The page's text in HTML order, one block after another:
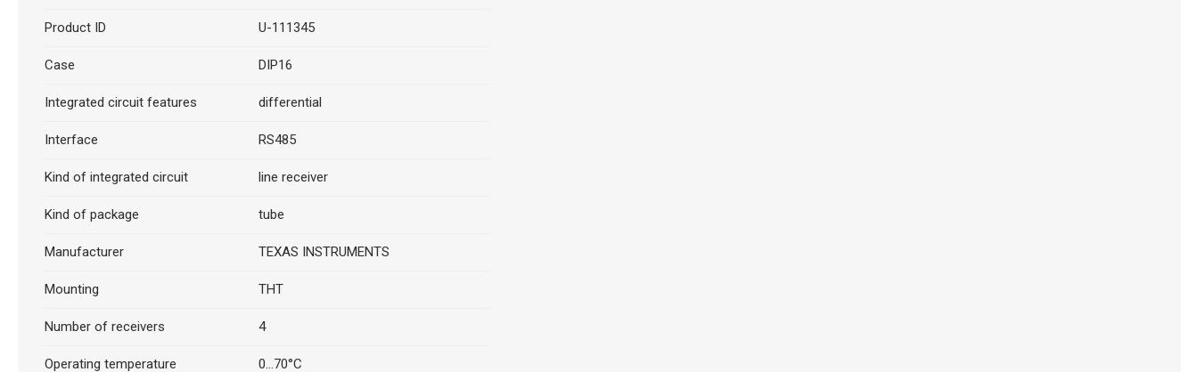
Product ID U-111345
Case DIP16
Integrated circuit features differential
Interface RS485
Kind of integrated circuit line receiver
Kind of package tube
Manufacturer TEXAS INSTRUMENTS
Mounting THT
Number of receivers 4
Operating temperature 0...70°C